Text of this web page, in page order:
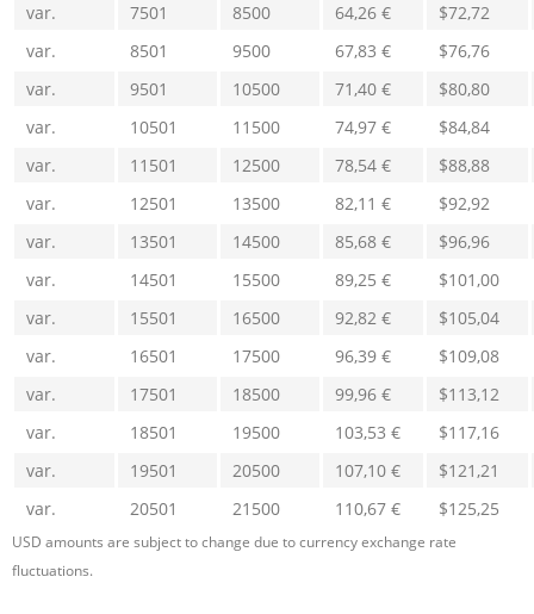
var.
7501 8500 64,26 €
$72,72
var.
8501 9500 67,83 €
$76,76
var.
9501 10500 71,40 €
$80,80
var.
10501 11500 74,97 €
$84,84
var.
11501 12500 78,54 €
$88,88
var.
12501 13500 82,11 €
$92,92
var.
13501 14500 85,68 €
$96,96
var.
14501 15500 89,25 €
$101,00
var.
15501 16500 92,82 €
$105,04
var.
16501 17500 96,39 €
$109,08
var.
17501 18500 99,96 €
$113,12
var.
18501 19500 103,53 €
$117,16
var.
19501 20500 107,10 €
$121,21
var.
20501 21500 110,67 € $125,25
USD amounts are subject to change due to currency exchange rate
fluctuations.